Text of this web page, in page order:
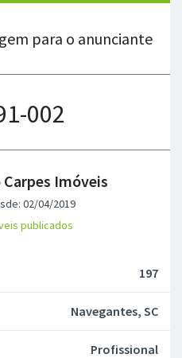
para o anunciante
002
Imóveis
02/04/2019
publicados
197
Navegantes, SC
Profissional